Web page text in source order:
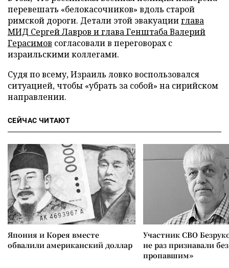
перевешать «белокасочников» вдоль старой
римской дороги. Детали этой эвакуацииглава
МИД Сергей Лавров и глава Генштаба Валерий
Герасимов согласовали в переговорах с
израильскими коллегами.
Судя по всему, Израиль ловко воспользовался
ситуацией, чтобы «убрать за собой» на сирийском
направлении.
СЕЙЧАС ЧИТАЮТ
Япония и Корея вместе
обвалили американский доллар
Участник СВО
не раз признавали
пропавшим»